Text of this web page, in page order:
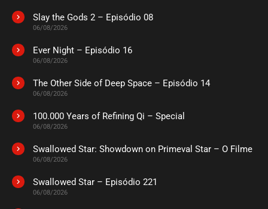
Slay the Gods 2 – Episódio 08
06/08/2026
Ever Night – Episódio 16
06/08/2026
The Other Side of Deep Space – Episódio 14
06/08/2026
100.000 Years of Refining Qi – Special
06/08/2026
Swallowed Star: Showdown on Primeval Star – O Filme
06/08/2026
Swallowed Star – Episódio 221
06/08/2026